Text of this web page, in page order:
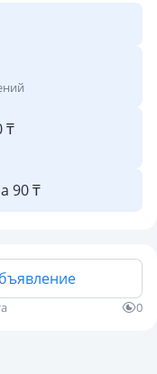
₸
90 ₸
0